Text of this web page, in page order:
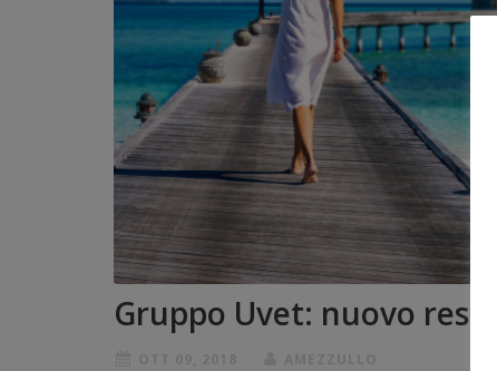
Gruppo Uvet: nuovo